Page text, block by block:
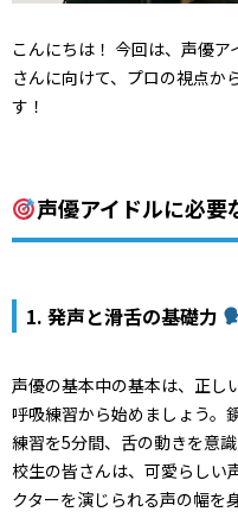
こんにちは！ 今回は、声優
さんに向けて、プロの視点か
す！
声優アイドルに必要
1. 発声と滑舌の基礎力
声優の基本中の基本は、正し
呼吸練習から始めましょう。
練習を5分間、舌の動きを意
校生の皆さんは、可愛らしい
クターを演じられる声の幅を